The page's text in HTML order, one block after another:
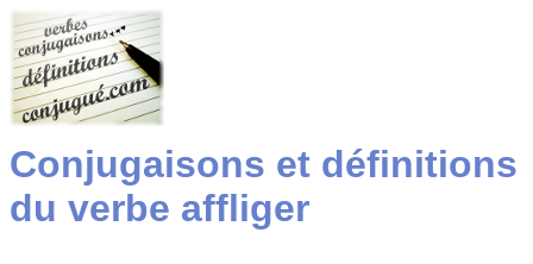
Conjugaisons et définitions
du verbe affliger